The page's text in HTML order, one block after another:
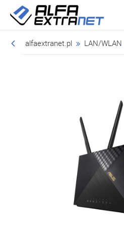
alfaextranet.pl LAN/WLAN